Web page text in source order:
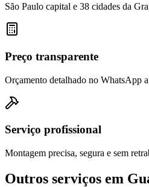
São Paulo capital e 38 cidades da
Preço transparente
Orçamento detalhado no WhatsApp
Serviço profissional
Montagem precisa, segura e sem
Outros serviços em